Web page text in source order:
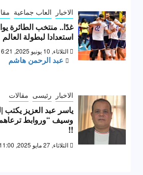
الاخبار العاب جماعية
غدًا.. منتخب الطائرة
استعدادا لبطولة العالم
الثلاثاء, 10 يونيو 2025, 6:21 م
عبد الرحمن هاشم
الاخبار رئيسى مقالات
ياسر عبد العزيز يكتب
وسيف “وروابط
!!
الثلاثاء, 27 مايو 2025, 11:00 م